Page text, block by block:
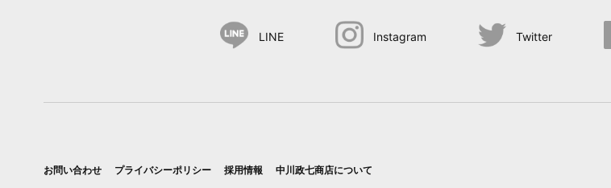
LINE Instagram Twitter
お問い合わせ プライバシーポリシー 採用情報 中川政七商店について